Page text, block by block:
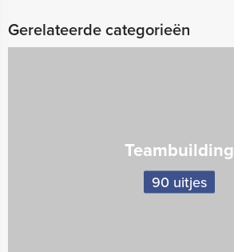
Gerelateerde categorieën
Teambuilding
90 uitjes